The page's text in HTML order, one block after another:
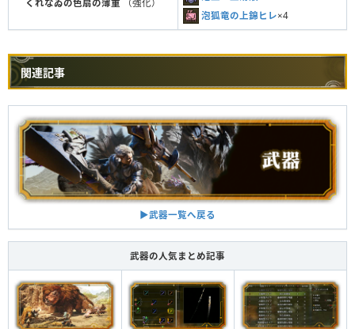
くれなゐの色扇の薄重 （強化）
泡狐竜の上錦ヒレ×4
関連記事
▶︎武器一覧へ戻る
武器の人気まとめ記事